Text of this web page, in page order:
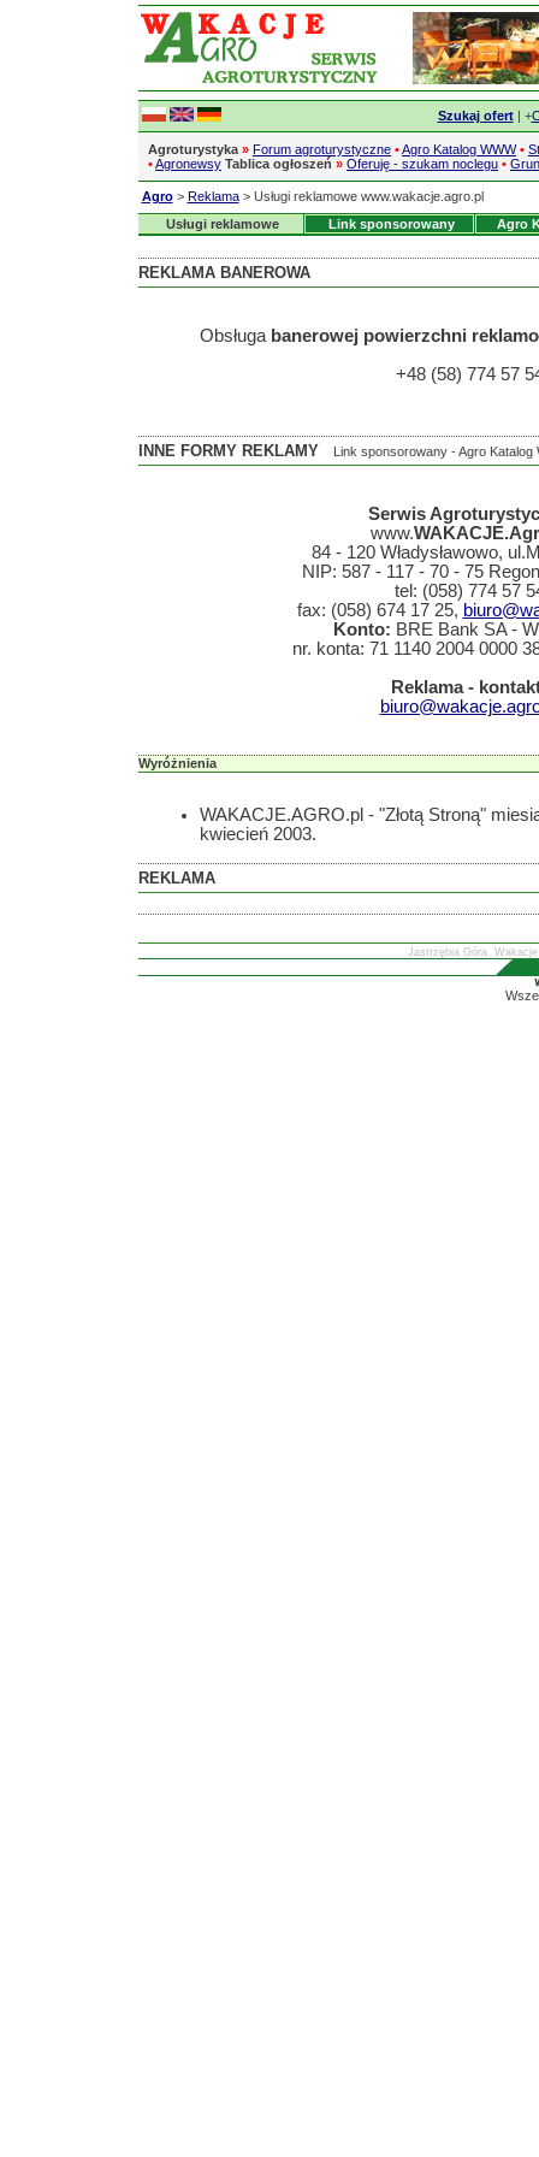
Szukaj ofert| +
Agroturystyka » Forum agroturystyczne •Agro Katalog WWW •
•Agronewsy Tablica ogłoszeń » Oferuję - szukam noclegu •
Agro> Reklama> Usługi reklamowe www.wakacje.agro.pl
Usługi reklamowe
Link sponsorowany Agro
REKLAMA BANEROWA
Obsługa banerowej powierzchni
+48 (58) 774 57
INNE FORMY REKLAMY Link sponsorowany - Agro Katalog
Serwis
www.
84 - 120 Władysławowo,
NIP: 587 - 117 - 70 - 75
tel: (058) 774 57
fax: (058) 674 17 25,
Konto: BRE Bank SA -
nr. konta: 71 1140 2004 0000
Reklama -
Wyróżnienia
WAKACJE.AGRO.pl - "Złotą Stroną"
kwiecień 2003.
REKLAMA
Jastrzębia Góra